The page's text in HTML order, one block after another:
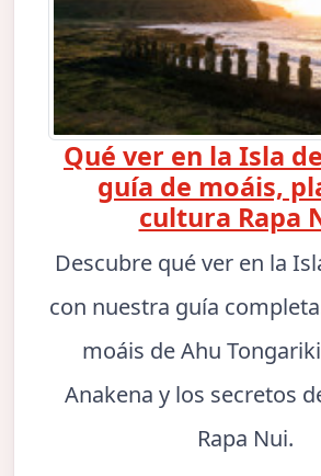
Qué ver en la Isla
guía de moáis,
cultura Rapa
Descubre qué ver en la
con nuestra guía
moáis de Ahu
Anakena y los secretos
Rapa Nui.